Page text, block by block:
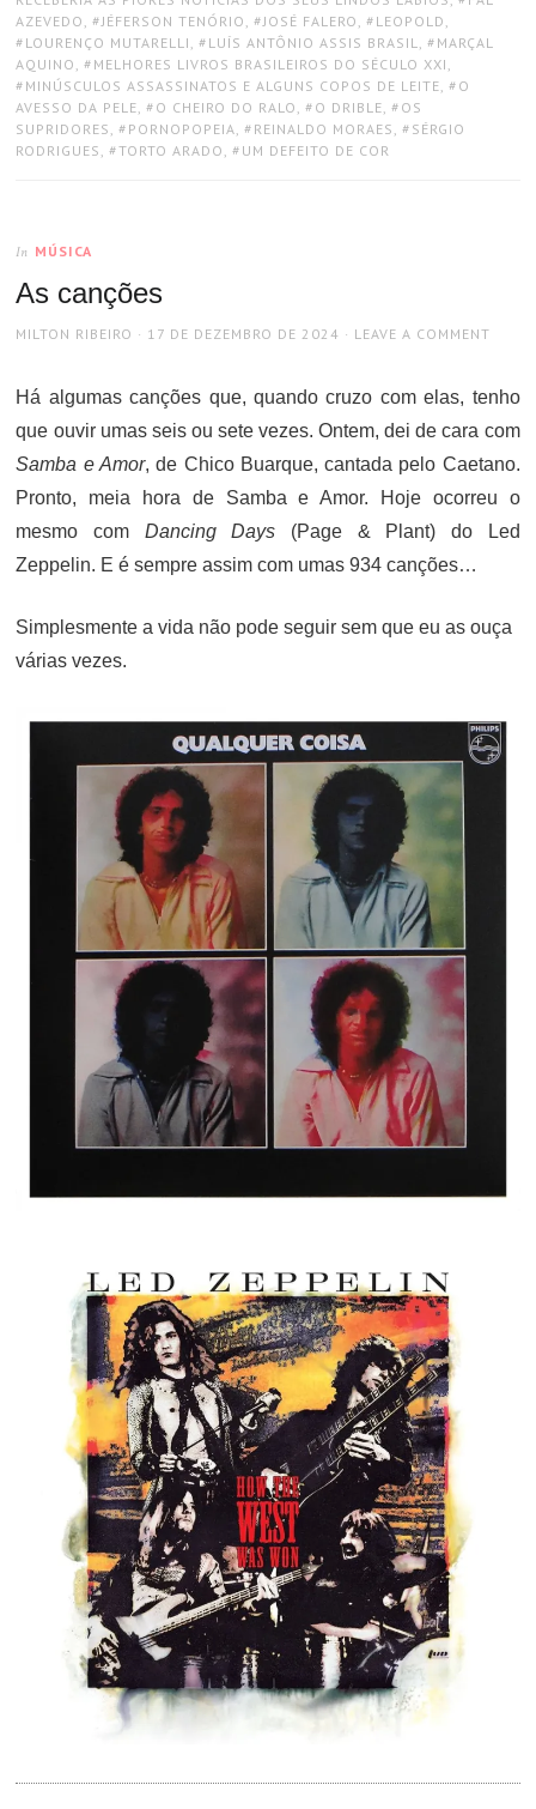
AZEVEDO , JÉFERSON TENÓRIO , JOSÉ FALERO , LEOPOLD
LOURENÇO MUTARELLI , LUÍS ANTÔNIO ASSIS BRASIL , MARÇAL
AQUINO , MELHORES LIVROS BRASILEIROS DO SÉCULO XXI
MINÚSCULOS ASSASSINATOS E ALGUNS COPOS DE LEITE , O
AVESSO DA PELE , O CHEIRO DO RALO , O DRIBLE , OS
SUPRIDORES , PORNOPOPEIA , REINALDO MORAES , SÉRGIO
RODRIGUES , TORTO ARADO , UM DEFEITO DE COR
In MÚSICA
As canções
AUTHOR
MILTON RIBEIRO
POSTED
17 DE DEZEMBRO DE 2024 LEAVE A COMMENT
Há algumas canções que, quando cruzo com elas, tenho
que ouvir umas seis ou sete vezes. Ontem, dei de cara com
Samba e Amor, de Chico Buarque, cantada pelo Caetano.
Pronto, meia hora de Samba e Amor. Hoje ocorreu o
mesmo com Dancing Days (Page & Plant) do Led
Zeppelin. E é sempre assim com umas 934 canções…
Simplesmente a vida não pode seguir sem que eu as ouça
várias vezes.